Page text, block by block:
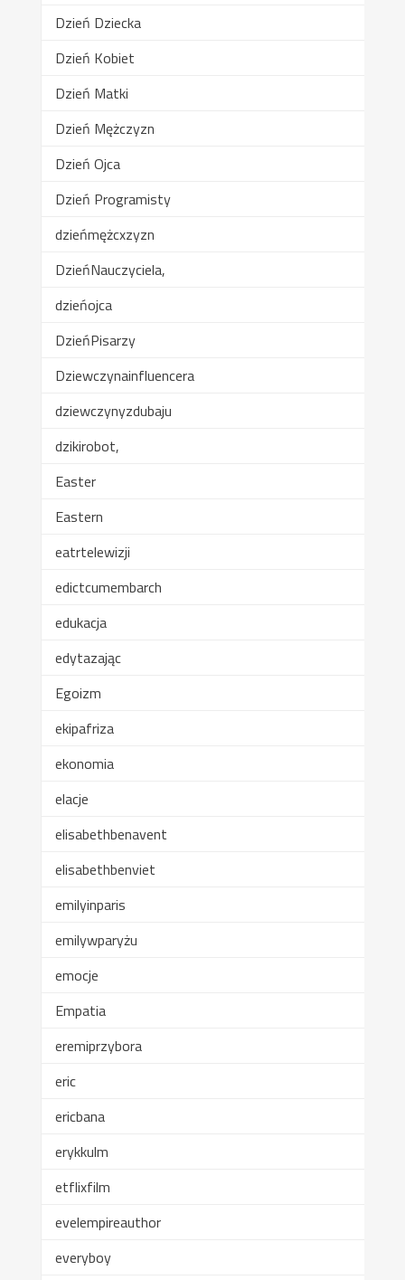
Dzień Dziecka
Dzień Kobiet
Dzień Matki
Dzień Mężczyzn
Dzień Ojca
Dzień Programisty
dzieńmężcxzyzn
DzieńNauczyciela,
dzieńojca
DzieńPisarzy
Dziewczynainfluencera
dziewczynyzdubaju
dzikirobot,
Easter
Eastern
eatrtelewizji
edictcumembarch
edukacja
edytazając
Egoizm
ekipafriza
ekonomia
elacje
elisabethbenavent
elisabethbenviet
emilyinparis
emilywparyżu
emocje
Empatia
eremiprzybora
eric
ericbana
erykkulm
etflixfilm
evelempireauthor
everyboy